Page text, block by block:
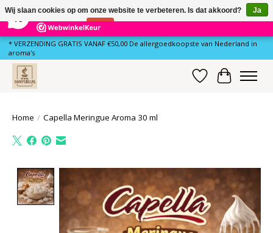
80 Reviews ×
* VERZENDING GRATIS VANAF €50,00 De allergoedkoopste van Nederland in
aroma's
Verlanglijst
Home / Capella Meringue Aroma 30 ml
Product image slideshow Items
Wij slaan cookies op om onze website te verbeteren. Is dat akkoord?
Ja
Nee